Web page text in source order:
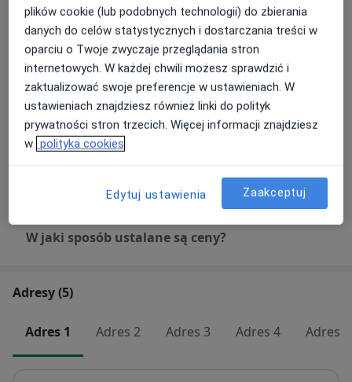
Od 250 zł Szczegóły
Usuwanie znamion, tłuszczaków, kaszaków,
włókniaków
Od 400 zł Szczegóły
Chirurgiczne usuwanie zmian skórnych
Od 400 zł Szczegóły
W jaki sposób ustalane są ceny?
Adresy (5)
Adres 1 Adres 2 Adres 3 Adres 4 Adres 5
plików cookie (lub podobnych technologii) do zbierania
danych do celów statystycznych i dostarczania treści w
oparciu o Twoje zwyczaje przeglądania stron
internetowych. W każdej chwili możesz sprawdzić i
zaktualizować swoje preferencje w ustawieniach. W
ustawieniach znajdziesz również linki do polityk
prywatności stron trzecich. Więcej informacji znajdziesz
w polityka cookies
Edytuj ustawienia Zaakceptuj